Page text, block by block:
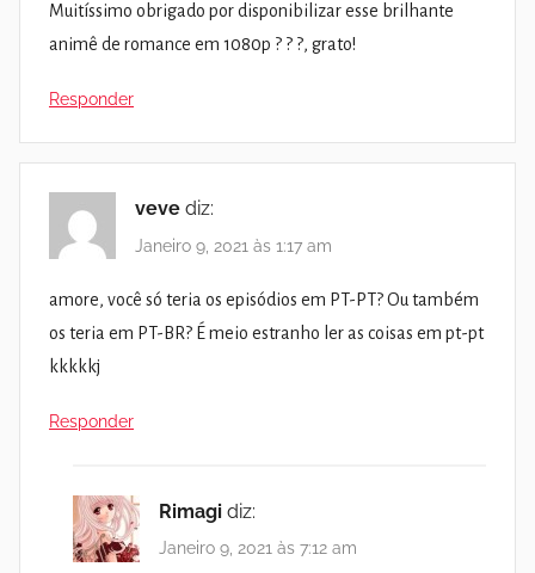
Muitíssimo obrigado por disponibilizar esse brilhante
animê de romance em 1080p ? ? ?, grato!
Responder
veve diz:
Janeiro 9, 2021 às 1:17 am
amore, você só teria os episódios em PT-PT? Ou também
os teria em PT-BR? É meio estranho ler as coisas em pt-pt
kkkkkj
Responder
Rimagi diz:
Janeiro 9, 2021 às 7:12 am